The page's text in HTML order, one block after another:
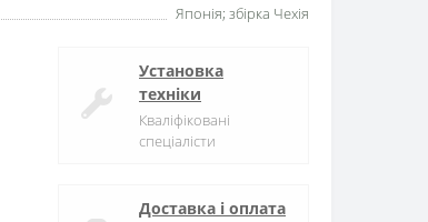
Японія; збірка Чехія
Установка
техніки
Кваліфіковані
спеціалісти
Доставка і оплата